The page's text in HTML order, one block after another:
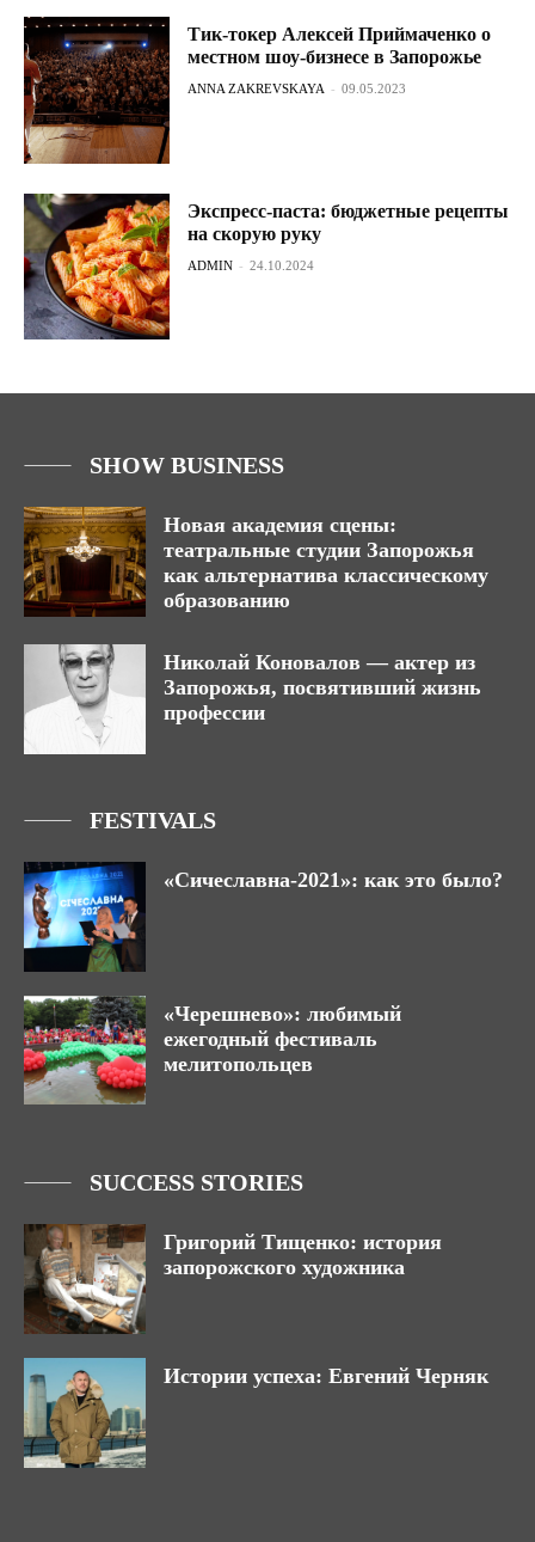
Тик-токер Алексей Приймаченко о
местном шоу-бизнесе в Запорожье
ANNA ZAKREVSKAYA - 09.05.2023
Экспресс-паста: бюджетные рецепты
на скорую руку
ADMIN - 24.10.2024
SHOW BUSINESS
Новая академия сцены:
театральные студии Запорожья
как альтернатива классическому
образованию
Николай Коновалов — актер из
Запорожья, посвятивший жизнь
профессии
FESTIVALS
«Сичеславна-2021»: как это было?
«Черешнево»: любимый
ежегодный фестиваль
мелитопольцев
SUCCESS STORIES
Григорий Тищенко: история
запорожского художника
Истории успеха: Евгений Черняк